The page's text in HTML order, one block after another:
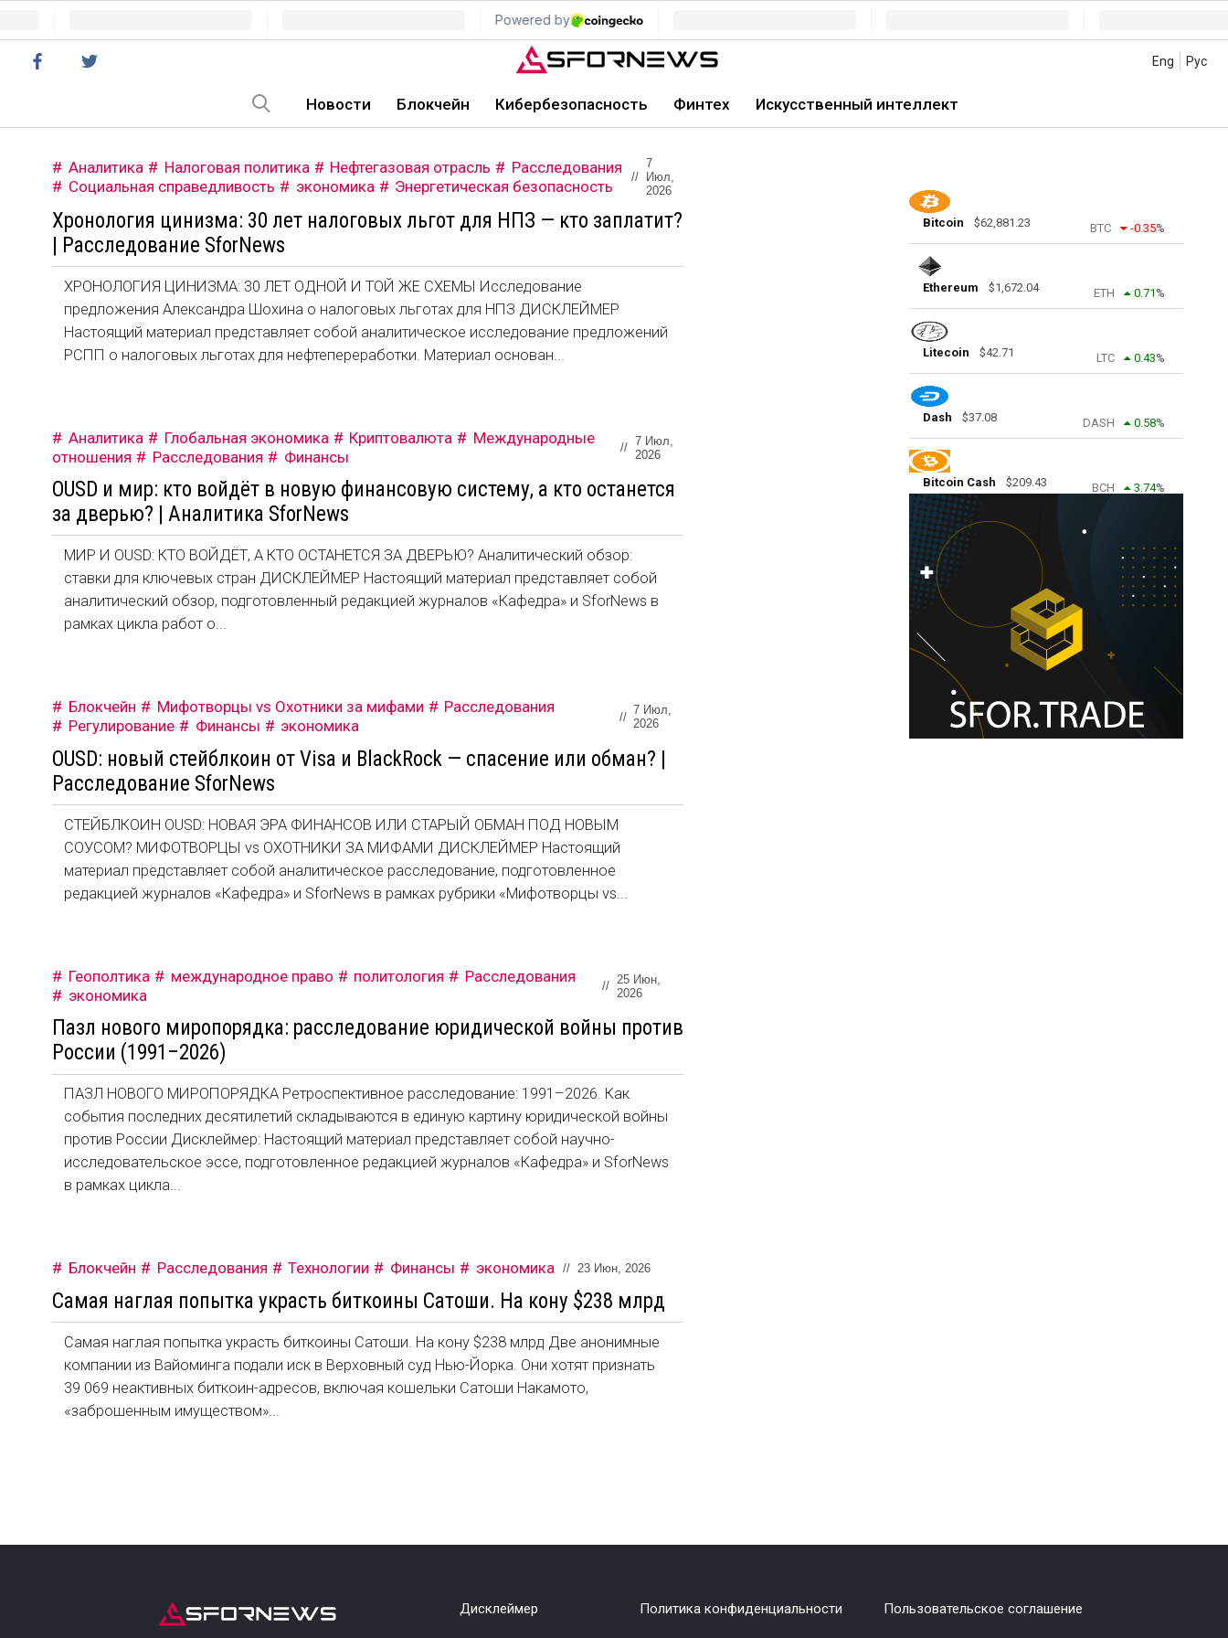
Eng Рус
Новости Блокчейн Кибербезопасность Финтех Искусственный интеллект
Аналитика Налоговая политика Нефтегазовая отрасль
Расследования
Социальная справедливость
экономика Энергетическая безопасность //
7
Июл,
2026
Хронология цинизма: 30 лет налоговых льгот для НПЗ — кто заплатит?
| Расследование SforNews
ХРОНОЛОГИЯ ЦИНИЗМА: 30 ЛЕТ ОДНОЙ И ТОЙ ЖЕ СХЕМЫ Исследование
предложения Александра Шохина о налоговых льготах для НПЗ ДИСКЛЕЙМЕР
Настоящий материал представляет собой аналитическое исследование предложений
РСПП о налоговых льготах для нефтепереработки. Материал основан...
Аналитика Глобальная экономика Криптовалюта
Международные
отношения
Расследования Финансы // 7 Июл,
2026
OUSD и мир: кто войдёт в новую финансовую систему, а кто останется
за дверью? | Аналитика SforNews
МИР И OUSD: КТО ВОЙДЁТ, А КТО ОСТАНЕТСЯ ЗА ДВЕРЬЮ? Аналитический обзор:
ставки для ключевых стран ДИСКЛЕЙМЕР Настоящий материал представляет собой
аналитический обзор, подготовленный редакцией журналов «Кафедра» и SforNews в
рамках цикла работ о...
Блокчейн Мифотворцы vs Охотники за мифами
Расследования
Регулирование
Финансы экономика // 7 Июл,
2026
OUSD: новый стейблкоин от Visa и BlackRock — спасение или обман? |
Расследование SforNews
СТЕЙБЛКОИН OUSD: НОВАЯ ЭРА ФИНАНСОВ ИЛИ СТАРЫЙ ОБМАН ПОД НОВЫМ
СОУСОМ? МИФОТВОРЦЫ vs ОХОТНИКИ ЗА МИФАМИ ДИСКЛЕЙМЕР Настоящий
материал представляет собой аналитическое расследование, подготовленное
редакцией журналов «Кафедра» и SforNews в рамках рубрики «Мифотворцы vs...
Геополтика международное право политология
Расследования
экономика
//
25 Июн,
2026
Пазл нового миропорядка: расследование юридической войны против
России (1991–2026)
ПАЗЛ НОВОГО МИРОПОРЯДКА Ретроспективное расследование: 1991–2026. Как
события последних десятилетий складываются в единую картину юридической войны
против России Дисклеймер: Настоящий материал представляет собой научно-
исследовательское эссе, подготовленное редакцией журналов «Кафедра» и SforNews
в рамках цикла...
Блокчейн Расследования Технологии Финансы экономика // 23 Июн, 2026
Самая наглая попытка украсть биткоины Сатоши. На кону $238 млрд
Самая наглая попытка украсть биткоины Сатоши. На кону $238 млрд Две анонимные
компании из Вайоминга подали иск в Верховный суд Нью-Йорка. Они хотят признать
39 069 неактивных биткоин-адресов, включая кошельки Сатоши Накамото,
«заброшенным имуществом»...
Bitcoin $62,881.23 BTC -0.35%
Ethereum $1,672.04 ETH 0.71 %
Litecoin $42.71 LTC 0.43%
Dash $37.08 DASH 0.58%
Bitcoin Cash $209.43 BCH 3.74%
Дисклеймер Политика конфиденциальности Пользовательское соглашение